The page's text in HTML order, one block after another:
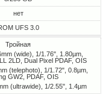
нет
UFS 3.0
Тройная
(wide), 1/1.76", 1.80µm,
2LD, Dual Pixel PDAF, OIS
(telephoto), 1/1.72", 0.8µm,
GW2, PDAF, OIS
(ultrawide), 1/2.55", 1.4µm